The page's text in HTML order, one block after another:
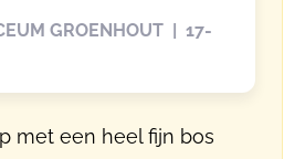
GROENHOUT | 17-
met een heel fijn bos